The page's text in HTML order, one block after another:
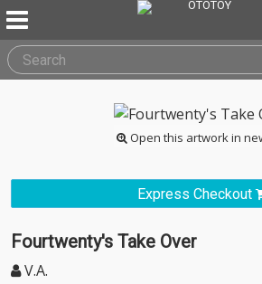
Open this artwork in
Express Checkout
Fourtwenty's Take Over
V.A.